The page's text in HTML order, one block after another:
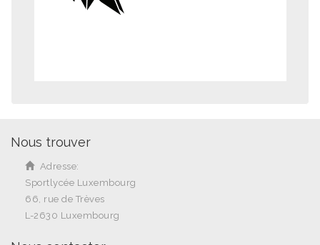
Nous trouver
Adresse:
Sportlycée Luxembourg
66, rue de Trèves
L-2630 Luxembourg